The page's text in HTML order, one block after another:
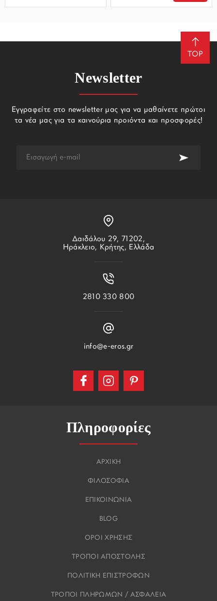
TOP
Πληροφορίες
ΑΡΧΙΚΗ
ΦΙΛΟΣΟΦΙΑ
ΕΠΙΚΟΙΝΩΝΙΑ
BLOG
ΟΡΟΙ ΧΡΗΣΗΣ
ΤΡΟΠΟΙ ΑΠΟΣΤΟΛΗΣ
ΠΟΛΙΤΙΚΗ ΕΠΙΣΤΡΟΦΩΝ
ΤΡΟΠΟΙ ΠΛΗΡΩΜΩΝ / ΑΣΦΑΛΕΙΑ
Δαιδάλου 29, 71202,
Ηράκλειο, Κρήτης, Ελλάδα
2810 330 800
info@e-eros.gr
Newsletter
Εγγραφείτε στο newsletter μας για να μαθαίνετε πρώτοι
τα νέα μας για τα καινούρια προιόντα και προσφορές!